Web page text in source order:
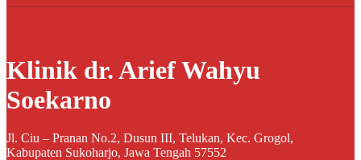
Klinik dr. Arief Wahyu
Soekarno
Jl. Ciu – Pranan No.2, Dusun III, Telukan, Kec. Grogol,
Kabupaten Sukoharjo, Jawa Tengah 57552